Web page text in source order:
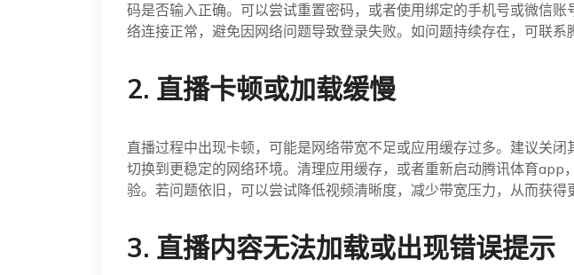
码是否输入正确。可以尝试重置密码，或者使用绑定的手机号或微信账
络连接正常，避免因网络问题导致登录失败。如问题持续存在，可联系
2. 直播卡顿或加载缓慢
直播过程中出现卡顿，可能是网络带宽不足或应用缓存过多。建议关闭
切换到更稳定的网络环境。清理应用缓存，或者重新启动腾讯体育app
验。若问题依旧，可以尝试降低视频清晰度，减少带宽压力，从而获得
3. 直播内容无法加载或出现错误提示